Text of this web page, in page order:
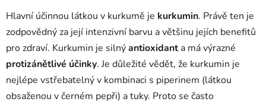
Hlavní účinnou látkou v kurkumě je kurkumin. Právě ten je
zodpovědný za její intenzivní barvu a většinu jejích benefitů
pro zdraví. Kurkumin je silnýantioxidanta má výrazné
protizánětlivé účinky. Je důležité vědět, že kurkumin je
nejlépe vstřebatelný v kombinaci s piperinem (látkou
obsaženou v černém pepři) a tuky. Proto se často